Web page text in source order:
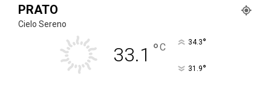
PRATO
Cielo Sereno
33.1 °C 34.3°
31.9°